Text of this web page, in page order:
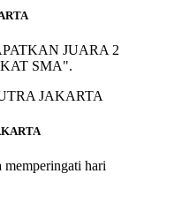
JUARA 2
SMA".
memperingati hari